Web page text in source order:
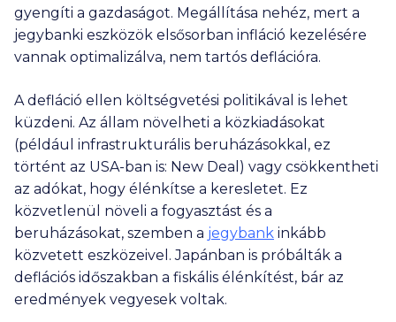
gyengíti a gazdaságot. Megállítása nehéz, mert a
jegybanki eszközök elsősorban infláció kezelésére
vannak optimalizálva, nem tartós deflációra.
A defláció ellen költségvetési politikával is lehet
küzdeni. Az állam növelheti a közkiadásokat
(például infrastrukturális beruházásokkal, ez
történt az USA-ban is: New Deal) vagy csökkentheti
az adókat, hogy élénkítse a keresletet. Ez
közvetlenül növeli a fogyasztást és a
beruházásokat, szemben a jegybank inkább
közvetett eszközeivel. Japánban is próbálták a
deflációs időszakban a fiskális élénkítést, bár az
eredmények vegyesek voltak.